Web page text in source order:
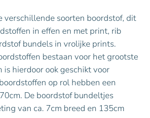
verschillende soorten boordstof, dit
in effen en met print, rib
bundels in vrolijke prints.
bestaan voor het grootste
is hierdoor ook geschikt voor
op rol hebben een
De boordstof bundeltjes
van ca. 7cm breed en 135cm